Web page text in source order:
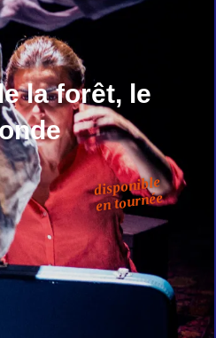
la forêt, le
disponible
en tournée